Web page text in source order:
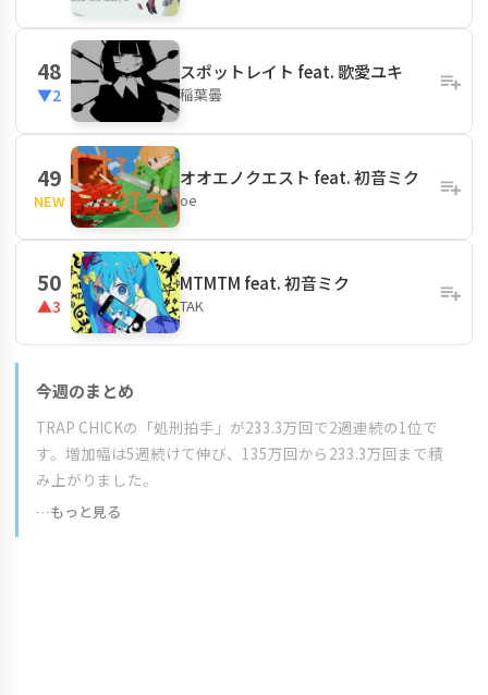
48
▼2
スポットレイト feat. 歌愛ユキ
稲葉曇
49
NEW
オオエノクエスト feat. 初音ミク
oe
50
▲3
MTMTM feat. 初音ミク
TAK
今週のまとめ
TRAP CHICKの「処刑拍手」が233.3万回で2週連続の1位で
す。増加幅は5週続けて伸び、135万回から233.3万回まで積
み上がりました。
…もっと見る